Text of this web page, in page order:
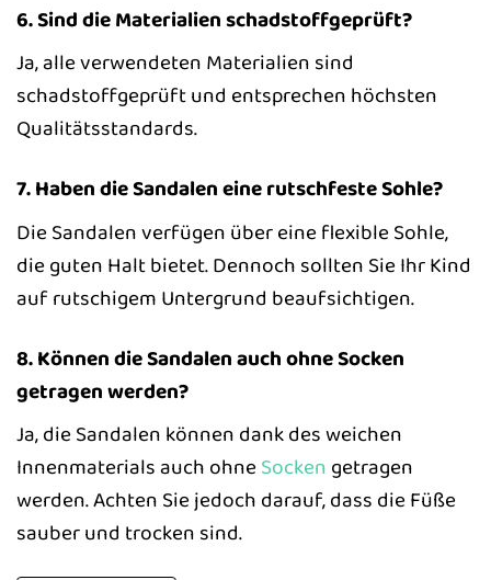
6. Sind die Materialien schadstoffgeprüft?
Ja, alle verwendeten Materialien sind
schadstoffgeprüft und entsprechen höchsten
Qualitätsstandards.
7. Haben die Sandalen eine rutschfeste Sohle?
Die Sandalen verfügen über eine flexible Sohle,
die guten Halt bietet. Dennoch sollten Sie Ihr Kind
auf rutschigem Untergrund beaufsichtigen.
8. Können die Sandalen auch ohne Socken
getragen werden?
Ja, die Sandalen können dank des weichen
Innenmaterials auch ohneSocken getragen
werden. Achten Sie jedoch darauf, dass die Füße
sauber und trocken sind.